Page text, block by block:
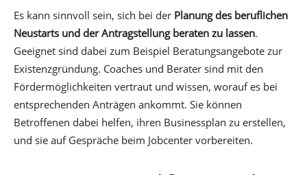
Es kann sinnvoll sein, sich bei der Planung des beruflichen
Neustarts und der Antragstellung beraten zu lassen.
Geeignet sind dabei zum Beispiel Beratungsangebote zur
Existenzgründung. Coaches und Berater sind mit den
Fördermöglichkeiten vertraut und wissen, worauf es bei
entsprechenden Anträgen ankommt. Sie können
Betroffenen dabei helfen, ihren Businessplan zu erstellen,
und sie auf Gespräche beim Jobcenter vorbereiten.